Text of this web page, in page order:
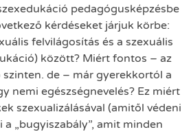
pedagógusképzésbe
kérdéseket járjuk körbe:
felvilágosítás és a szexuális
között? Miért fontos – az
de – már gyerekkortól a
nemi egészségnevelés? Ez miért
szexualizálásával (amitől védeni
a „bugyiszabály”, amit minden